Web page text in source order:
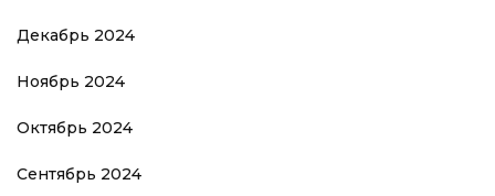
Декабрь 2024
Ноябрь 2024
Октябрь 2024
Сентябрь 2024